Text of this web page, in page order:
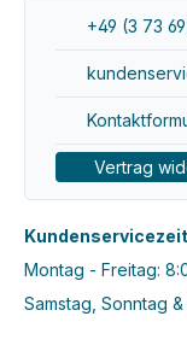
+49 (3 73
Vertrag
Montag - Freitag:
Samstag, Sonntag